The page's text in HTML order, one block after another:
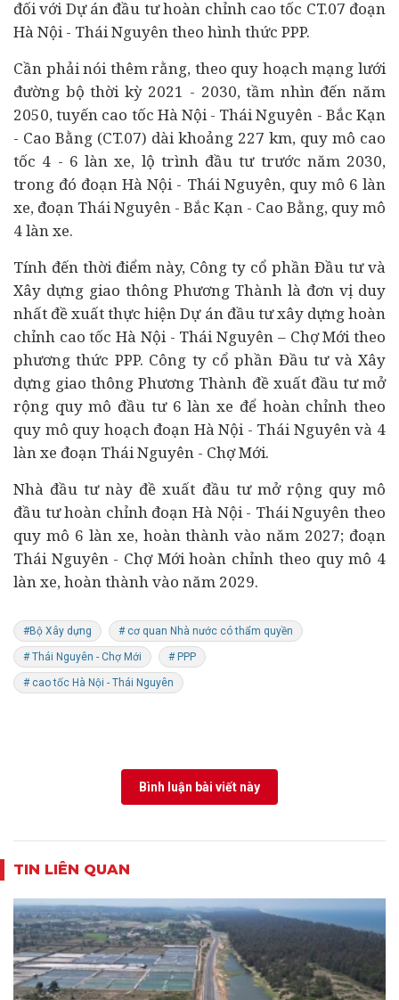
đối với Dự án đầu tư hoàn chỉnh cao tốc CT.07 đoạn
Hà Nội - Thái Nguyên theo hình thức PPP.
Cần phải nói thêm rằng, theo quy hoạch mạng lưới
đường bộ thời kỳ 2021 - 2030, tầm nhìn đến năm
2050, tuyến cao tốc Hà Nội - Thái Nguyên - Bắc Kạn
- Cao Bằng (CT.07) dài khoảng 227 km, quy mô cao
tốc 4 - 6 làn xe, lộ trình đầu tư trước năm 2030,
trong đó đoạn Hà Nội - Thái Nguyên, quy mô 6 làn
xe, đoạn Thái Nguyên - Bắc Kạn - Cao Bằng, quy mô
4 làn xe.
Tính đến thời điểm này, Công ty cổ phần Đầu tư và
Xây dựng giao thông Phương Thành là đơn vị duy
nhất đề xuất thực hiện Dự án đầu tư xây dựng hoàn
chỉnh cao tốc Hà Nội - Thái Nguyên – Chợ Mới theo
phương thức PPP. Công ty cổ phần Đầu tư và Xây
dựng giao thông Phương Thành đề xuất đầu tư mở
rộng quy mô đầu tư 6 làn xe để hoàn chỉnh theo
quy mô quy hoạch đoạn Hà Nội - Thái Nguyên và 4
làn xe đoạn Thái Nguyên - Chợ Mới.
Nhà đầu tư này đề xuất đầu tư mở rộng quy mô
đầu tư hoàn chỉnh đoạn Hà Nội - Thái Nguyên theo
quy mô 6 làn xe, hoàn thành vào năm 2027; đoạn
Thái Nguyên - Chợ Mới hoàn chỉnh theo quy mô 4
làn xe, hoàn thành vào năm 2029.
#Bộ Xây dựng # cơ quan Nhà nước có thẩm quyền
# Thái Nguyên - Chợ Mới # PPP
# cao tốc Hà Nội - Thái Nguyên
Bình luận bài viết này
TIN LIÊN QUAN